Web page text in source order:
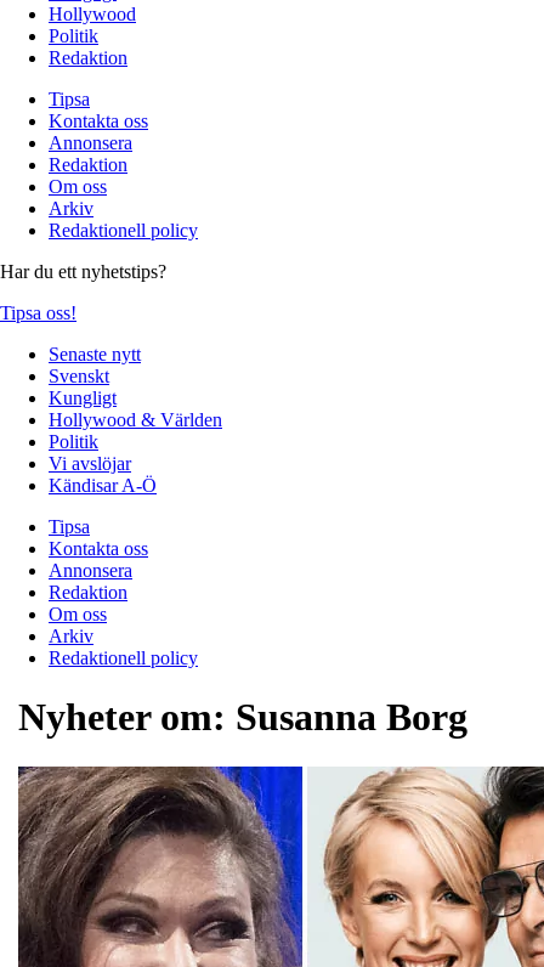
Hollywood
Politik
Redaktion
Tipsa
Kontakta oss
Annonsera
Redaktion
Om oss
Arkiv
Redaktionell policy
Har du ett nyhetstips?
Tipsa oss!
Senaste nytt
Svenskt
Kungligt
Hollywood & Världen
Politik
Vi avslöjar
Kändisar A-Ö
Tipsa
Kontakta oss
Annonsera
Redaktion
Om oss
Arkiv
Redaktionell policy
Nyheter om: Susanna Borg